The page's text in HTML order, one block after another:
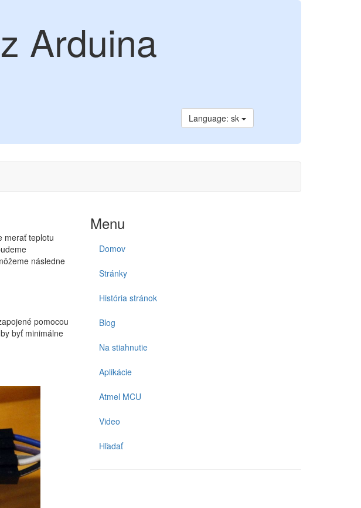
Arduina
Language: sk
merať teplotu
následne
pomocou
byť minimálne
Menu
Domov
Stránky
História stránok
Blog
Na stiahnutie
Aplikácie
Atmel MCU
Video
Hľadať